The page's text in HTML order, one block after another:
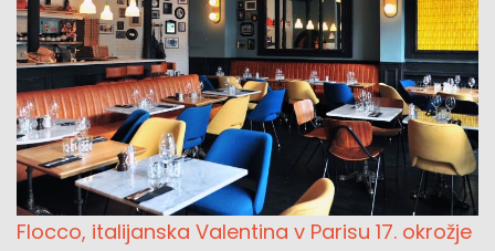
Flocco, italijanska Valentina v Parisu 17. okrožje